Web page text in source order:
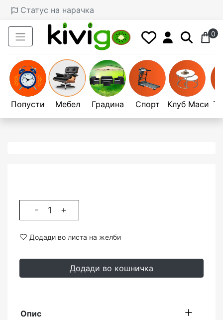
Статус на нарачка
0
Попусти Мебел Градина Спорт Клуб Маси
- +
Додади во листа на желби
Додади во кошничка
Опис